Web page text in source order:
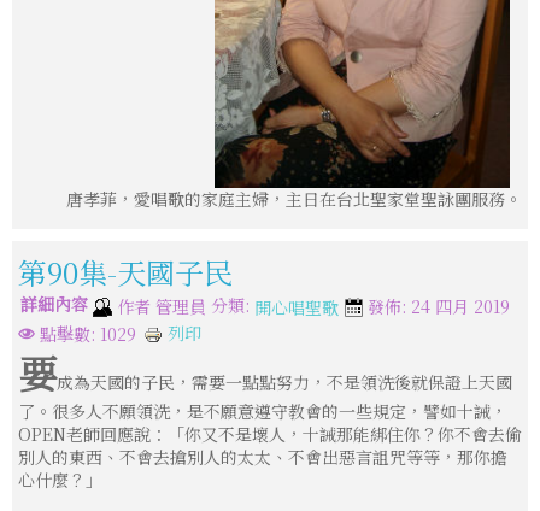
唐孝菲，愛唱歌的家庭主婦，主日在台北聖家堂聖詠團服務。
第90集-天國子民
詳細內容 作者 管理員 分類: 開心唱聖歌
發佈: 24 四月 2019
點擊數: 1029
列印
要成為天國的子民，需要一點點努力，不是領洗後就保證上天國
了。很多人不願領洗，是不願意遵守教會的一些規定，譬如十誡，
OPEN老師回應說：「你又不是壞人，十誡那能綁住你？你不會去偷
別人的東西、不會去搶別人的太太、不會出惡言詛咒等等，那你擔
心什麼？」